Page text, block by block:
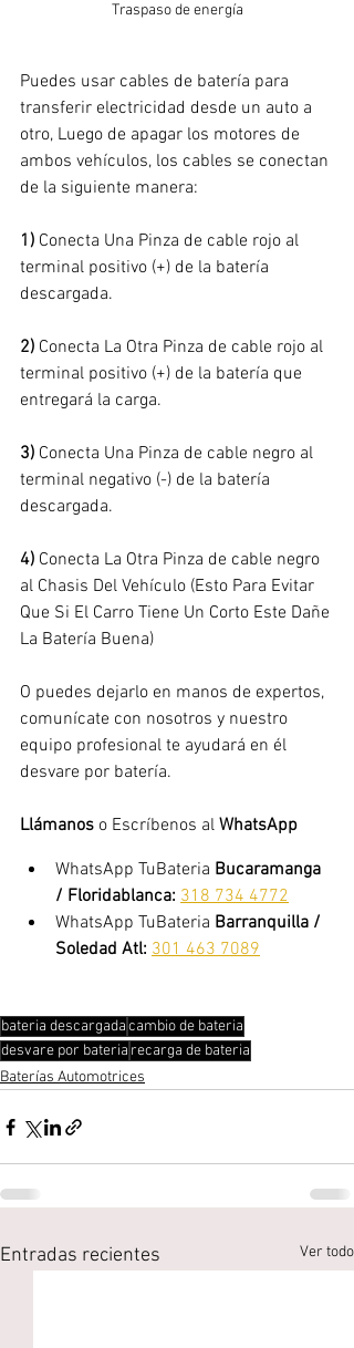
Traspaso de energía
Puedes usar cables de batería para
transferir electricidad desde un auto a
otro, Luego de apagar los motores de
ambos vehículos, los cables se conectan
de la siguiente manera:
1) Conecta Una Pinza de cable rojo al
terminal positivo (+) de la batería
descargada.
2) Conecta La Otra Pinza de cable rojo al
terminal positivo (+) de la batería que
entregará la carga.
3) Conecta Una Pinza de cable negro al
terminal negativo (-) de la batería
descargada.
4) Conecta La Otra Pinza de cable negro
al Chasis Del Vehículo (Esto Para Evitar
Que Si El Carro Tiene Un Corto Este Dañe
La Batería Buena)
O puedes dejarlo en manos de expertos,
comunícate con nosotros y nuestro
equipo profesional te ayudará en él
desvare por batería.
Llámanos o Escríbenos al WhatsApp
WhatsApp TuBateria Bucaramanga
/ Floridablanca: 318 734 4772
WhatsApp TuBateria Barranquilla /
Soledad Atl: 301 463 7089
bateria descargadacambio de bateria
desvare por bateria recarga de bateria
Baterías Automotrices
Entradas recientes Ver todo